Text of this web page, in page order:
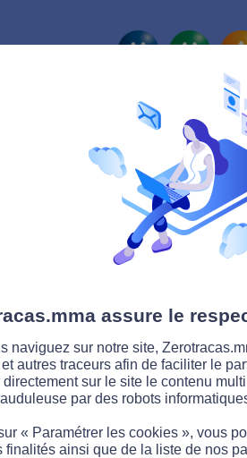
La route
assure le
naviguez sur notre site,
autres traceurs afin de faciliter le
sur le site le contenu
par des robots
« Paramétrer les cookies », vous
finalités ainsi que de la liste de nos